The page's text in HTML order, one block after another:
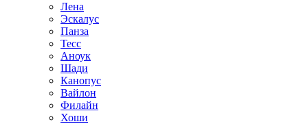
Лена
Эскалус
Панза
Тесс
Аноук
Шади
Канопус
Вайлон
Филайн
Хоши